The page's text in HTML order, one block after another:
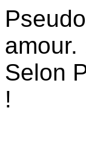
amour.
Selon
!